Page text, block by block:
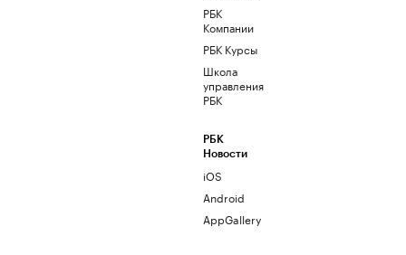
РБК
Компании
РБК Курсы
Школа
управления
РБК
РБК
Новости
iOS
Android
AppGallery